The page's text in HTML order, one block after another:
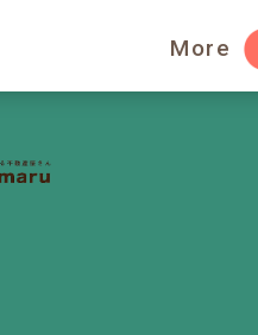
More